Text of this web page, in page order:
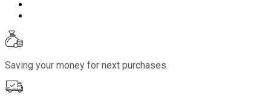
Saving your money for next purchases